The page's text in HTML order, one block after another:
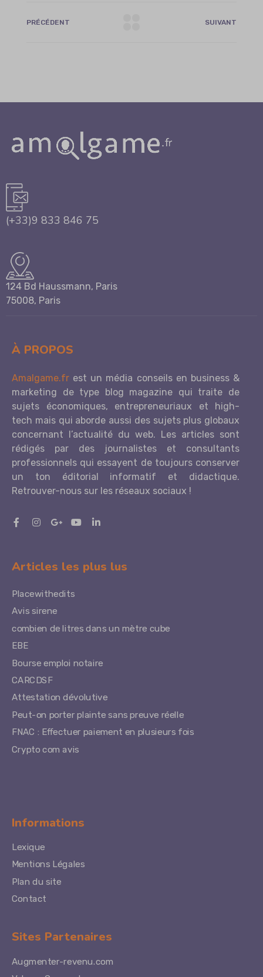
PRÉCÉDENT SUIVANT
(+33)9 833 846 75
124 Bd Haussmann, Paris
75008, Paris
À PROPOS
Amalgame.fr est un média conseils en business &
marketing de type blog magazine qui traite de
sujets économiques, entrepreneuriaux et high-
tech mais qui aborde aussi des sujets plus globaux
concernant l’actualité du web. Les articles sont
rédigés par des journalistes et consultants
professionnels qui essayent de toujours conserver
un ton éditorial informatif et didactique.
Retrouver-nous sur les réseaux sociaux !
Articles les plus lus
Placewithedits
Avis sirene
combien de litres dans un mètre cube
EBE
Bourse emploi notaire
CARCDSF
Attestation dévolutive
Peut-on porter plainte sans preuve réelle
FNAC : Effectuer paiement en plusieurs fois
Crypto com avis
Informations
Lexique
Mentions Légales
Plan du site
Contact
Sites Partenaires
Augmenter-revenu.com